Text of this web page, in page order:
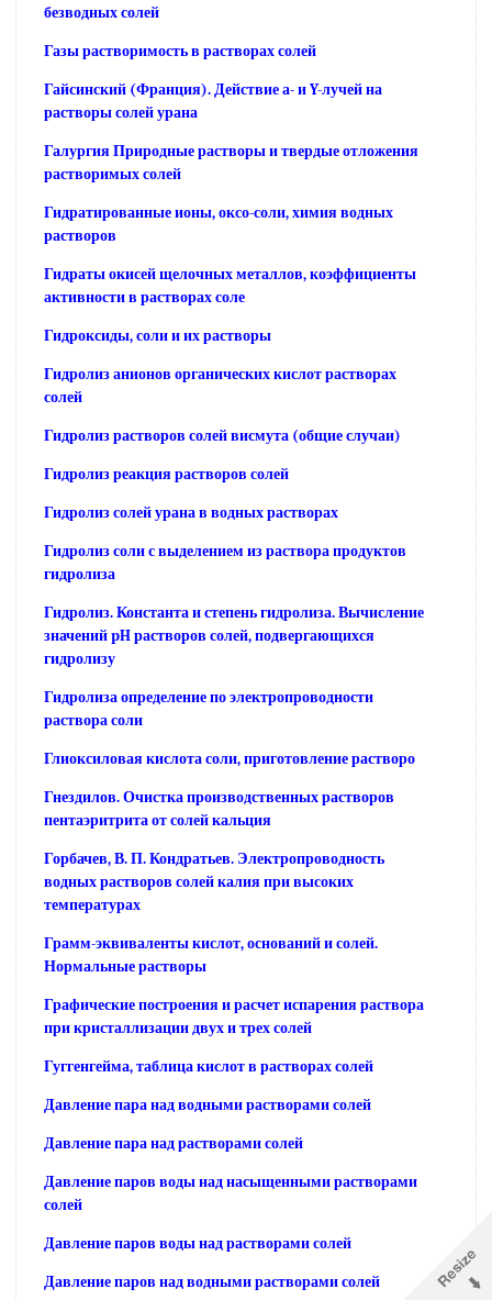
безводных солей
Газы растворимость в растворах солей
Гайсинский (Франция). Действие а- и Y-лучей на
растворы солей урана
Галургия Природные растворы и твердые отложения
растворимых солей
Гидратированные ионы, оксо-соли, химия водных
растворов
Гидраты окисей щелочных металлов, коэффициенты
активности в растворах соле
Гидроксиды, соли и их растворы
Гидролиз анионов органических кислот растворах
солей
Гидролиз растворов солей висмута (общие случаи)
Гидролиз реакция растворов солей
Гидролиз солей урана в водных растворах
Гидролиз соли с выделением из раствора продуктов
гидролиза
Гидролиз. Константа и степень гидролиза. Вычисление
значений pH растворов солей, подвергающихся
гидролизу
Гидролиза определение по электропроводности
раствора соли
Глиоксиловая кислота соли, приготовление растворо
Гнездилов. Очистка производственных растворов
пентаэритрита от солей кальция
Горбачев, В. П. Кондратьев. Электропроводность
водных растворов солей калия при высоких
температурах
Грамм-эквиваленты кислот, оснований и солей.
Нормальные растворы
Графические построения и расчет испарения раствора
при кристаллизации двух и трех солей
Гуггенгейма, таблица кислот в растворах солей
Давление пара над водными растворами солей
Давление пара над растворами солей
Давление паров воды над насыщенными растворами
солей
Давление паров воды над растворами солей
Давление паров над водными растворами солей